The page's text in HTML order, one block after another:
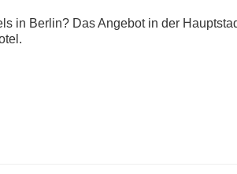
in Berlin? Das Angebot in der